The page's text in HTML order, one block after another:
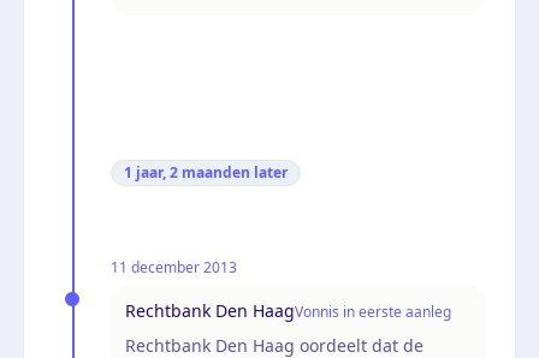
1 jaar, 2 maanden later
11 december 2013
Rechtbank Den HaagVonnis in eerste aanleg
Rechtbank Den Haag oordeelt dat de